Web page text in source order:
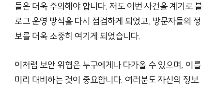
들은 더욱 주의해야 합니다. 저도 이번 사건을 계기로 블
로그 운영 방식을 다시 점검하게 되었고, 방문자들의 정
보를 더욱 소중히 여기게 되었습니다.
이처럼 보안 위협은 누구에게나 다가올 수 있으며, 이를
미리 대비하는 것이 중요합니다. 여러분도 자신의 정보